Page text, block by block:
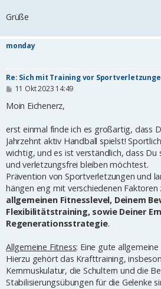
Grüße
monday
Re: Sich mit Training vor
B
i
a
g
11 Okt 2023 14:49
Moin Eichenerz,
erst einmal finde ich es großartig, dass
Jahrzehnt aktiv Handball spielst!
wichtig, und es ist verständlich, dass
und verletzungsfrei bleiben möchtest.
Prävention von Sportverletzungen und
hängen eng mit verschiedenen Faktoren
allgemeinen Fitnesslevel, Deinem
Flexibilitätstraining, sowie Deiner
Regenerationsstrategie.
Allgemeine Fitness: Eine gute
Hierzu gehört das Krafttraining,
Kernmuskulatur, die Schultern und die
Stabilisierungsübungen für die Gelenke